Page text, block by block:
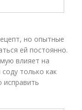
но опытные
ей постоянно.
влияет на
только как
исправить